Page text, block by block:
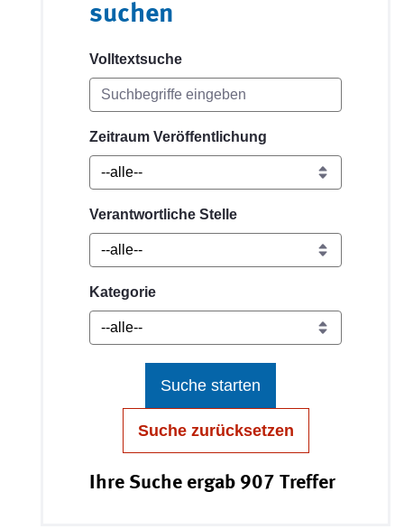
suchen
Volltextsuche
Zeitraum Veröffentlichung
Verantwortliche Stelle
Kategorie
Suche starten
Suche zurücksetzen
Ihre Suche ergab 907 Treffer